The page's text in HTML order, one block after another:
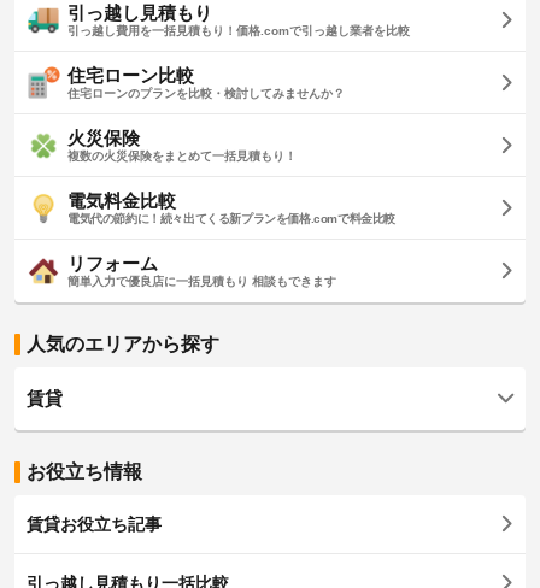
引っ越し見積もり
引っ越し費用を一括見積もり！価格.comで引っ越し業者を比較
住宅ローン比較
住宅ローンのプランを比較・検討してみませんか？
火災保険
複数の火災保険をまとめて一括見積もり！
電気料金比較
電気代の節約に！続々出てくる新プランを価格.comで料金比較
リフォーム
簡単入力で優良店に一括見積もり 相談もできます
人気のエリアから探す
賃貸
お役立ち情報
賃貸お役立ち記事
引っ越し見積もり一括比較